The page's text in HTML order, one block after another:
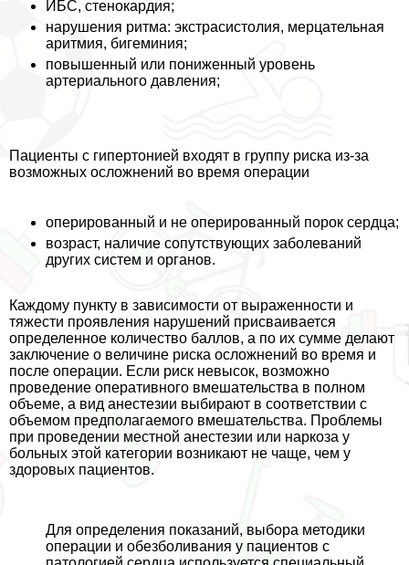
ИБС, стенокардия;
нарушения ритма: экстрасистолия, мерцательная
аритмия, бигеминия;
повышенный или пониженный уровень
артериального давления;
Пациенты с гипертонией входят в группу риска из-за
возможных осложнений во время операции
оперированный и не оперированный порок сердца;
возраст, наличие сопутствующих заболеваний
других систем и органов.
Каждому пункту в зависимости от выраженности и
тяжести проявления нарушений присваивается
определенное количество баллов, а по их сумме делают
заключение о величине риска осложнений во время и
после операции. Если риск невысок, возможно
проведение оперативного вмешательства в полном
объеме, а вид анестезии выбирают в соответствии с
объемом предполагаемого вмешательства. Проблемы
при проведении местной анестезии или наркоза у
больных этой категории возникают не чаще, чем у
здоровых пациентов.
Для определения показаний, выбора методики
операции и обезболивания у пациентов с